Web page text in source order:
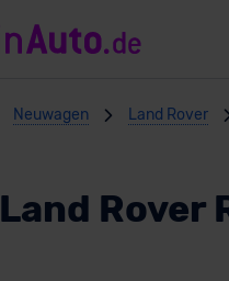
Neuwagen Land Rover
Land Rover